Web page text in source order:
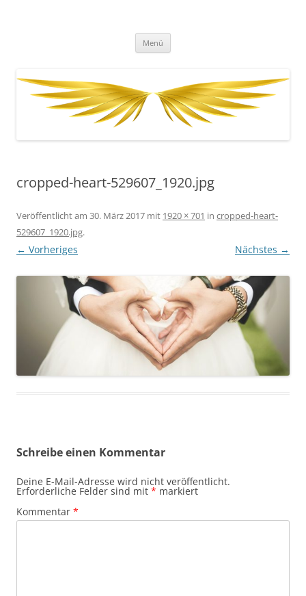
Unterstützung zu dir Selbst. Dein
ursprüngliches Herz, Sein und
Leben. Durch mit Gott, Christus,
den Engeln und Lichtwesen im
FREQUENZAUSWIRKUNGEN VIA BOTSCHAFTEN, HELLSICHT UND
Menü
cropped-heart-529607_1920.jpg
Veröffentlicht am 30. März 2017 mit 1920 × 701 in cropped-heart-
529607_1920.jpg.
← Vorheriges Nächstes →
Schreibe einen Kommentar
Deine E-Mail-Adresse wird nicht veröffentlicht.
Erforderliche Felder sind mit * markiert
Kommentar *